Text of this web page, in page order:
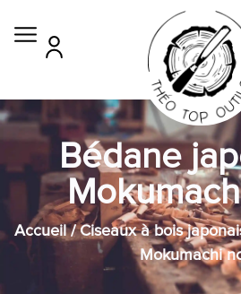
Bédane
Accueil/Ciseaux à bois
Mokumachi